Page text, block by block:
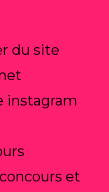
du site
instagram
et